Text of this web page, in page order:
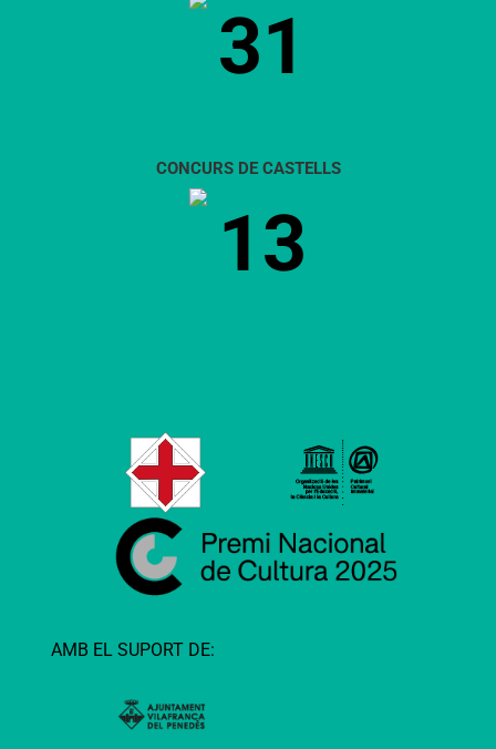
31
CONCURS DE CASTELLS
13
AMB EL SUPORT DE: